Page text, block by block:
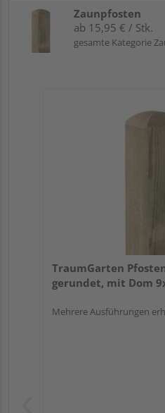
Zaunpfosten
ab 15,95 € / Stk.
gesamte Kategorie
TraumGarten Pfosten
gerundet, mit Dom
Mehrere Ausführungen